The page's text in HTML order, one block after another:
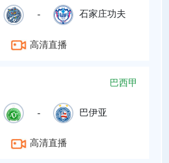
- 石家庄功夫
高清直播
巴西甲
- 巴伊亚
高清直播